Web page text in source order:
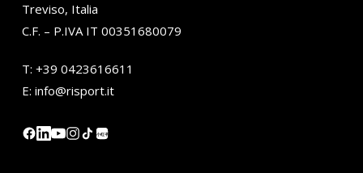
Treviso, Italia
C.F. – P.IVA IT 00351680079
T: +39 0423616611
E: info@risport.it
小红书